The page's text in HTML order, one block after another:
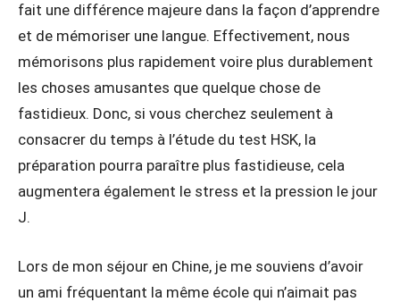
fait une différence majeure dans la façon d’apprendre
et de mémoriser une langue. Effectivement, nous
mémorisons plus rapidement voire plus durablement
les choses amusantes que quelque chose de
fastidieux. Donc, si vous cherchez seulement à
consacrer du temps à l’étude du test HSK, la
préparation pourra paraître plus fastidieuse, cela
augmentera également le stress et la pression le jour
J.
Lors de mon séjour en Chine, je me souviens d’avoir
un ami fréquentant la même école qui n’aimait pas